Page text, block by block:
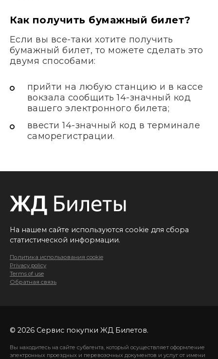
Как получить бумажный билет?
Если вы все-таки хотите получить
бумажный билет, то можете сделать это
двумя способами:
прийти на любую станцию и в кассе
вокзала сообщить 14-значный код
вашего электронного билета;
ввести 14-значный код в терминале
саморегистрации.
На нашем сайте используются cookie для сбора
статистической информации.
Политика использования cookie
Privacy policy
Terms of use
Обратная связь
© 2026 Сервис покупки ЖД Билетов.
Вы находитесь на сайте субагента, который осуществляет оформление
электронных проездных и перевозочных документов и услуг от имени